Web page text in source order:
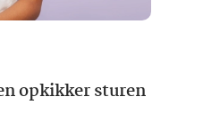
opkikker sturen